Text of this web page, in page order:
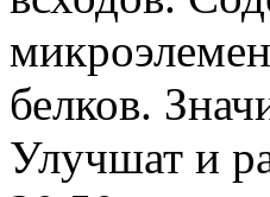
белков.
Улучшат и